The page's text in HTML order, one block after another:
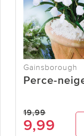
Gainsborough
Perce-
19,99
9,99